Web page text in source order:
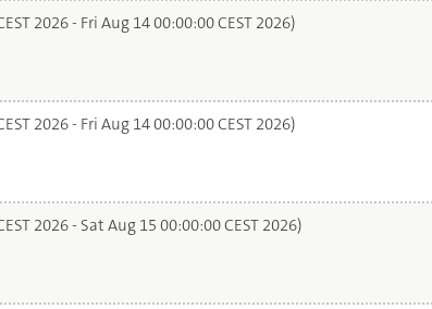
2026 - Fri Aug 14 00:00:00 CEST 2026)
2026 - Fri Aug 14 00:00:00 CEST 2026)
2026 - Sat Aug 15 00:00:00 CEST 2026)